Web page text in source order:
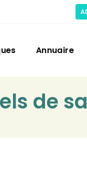
Annuaire
de